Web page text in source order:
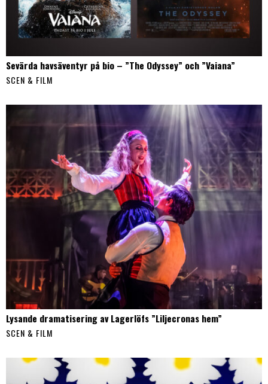
Sevärda havsäventyr på bio – ”The Odyssey” och ”Vaiana”
SCEN & FILM
Lysande dramatisering av Lagerlöfs ”Liljecronas hem”
SCEN & FILM